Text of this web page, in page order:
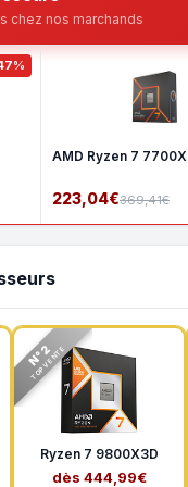
chez nos marchands
AMD Ryzen 7 7700X
223,04€369,41€
N°2
TOP VENTE
Ryzen 7 9800X3D
dès 444,99€